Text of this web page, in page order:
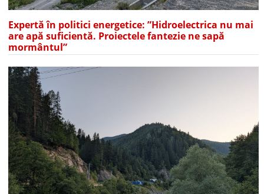
Expertă în politici energetice: ”Hidroelectrica nu mai
are apă suficientă. Proiectele fantezie ne sapă
mormântul”